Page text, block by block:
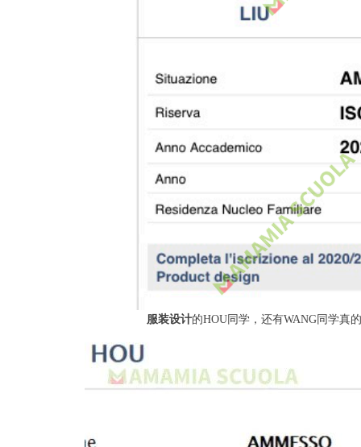
服装设计的HOU同学，还有WANG同学真